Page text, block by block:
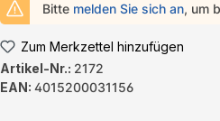
Bitte melden Sie sich an, um
Zum Merkzettel hinzufügen
Artikel-Nr.: 2172
EAN: 4015200031156